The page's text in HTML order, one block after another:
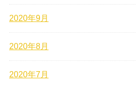
2020年9月
2020年8月
2020年7月